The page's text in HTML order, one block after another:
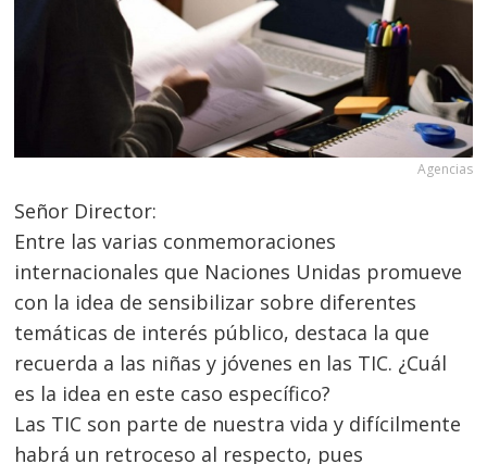
Agencias
Señor Director:
Entre las varias conmemoraciones
internacionales que Naciones Unidas promueve
con la idea de sensibilizar sobre diferentes
temáticas de interés público, destaca la que
recuerda a las niñas y jóvenes en las TIC. ¿Cuál
es la idea en este caso específico?
Las TIC son parte de nuestra vida y difícilmente
habrá un retroceso al respecto, pues